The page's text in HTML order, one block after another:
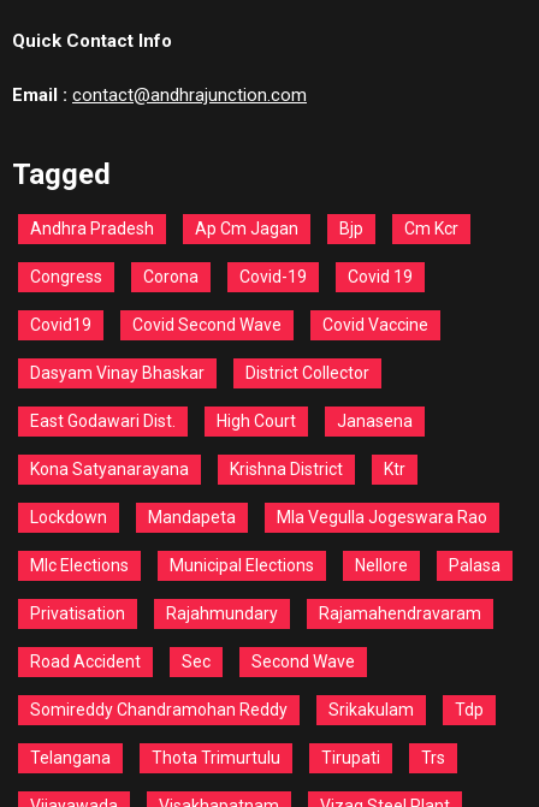
Quick Contact Info
Email : contact@andhrajunction.com
Tagged
Andhra Pradesh Ap Cm Jagan Bjp Cm Kcr
Congress Corona Covid-19 Covid 19
Covid19 Covid Second Wave Covid Vaccine
Dasyam Vinay Bhaskar District Collector
East Godawari Dist. High Court Janasena
Kona Satyanarayana Krishna District Ktr
Lockdown Mandapeta Mla Vegulla Jogeswara Rao
Mlc Elections Municipal Elections Nellore Palasa
Privatisation Rajahmundary Rajamahendravaram
Road Accident Sec Second Wave
Somireddy Chandramohan Reddy Srikakulam Tdp
Telangana Thota Trimurtulu Tirupati Trs